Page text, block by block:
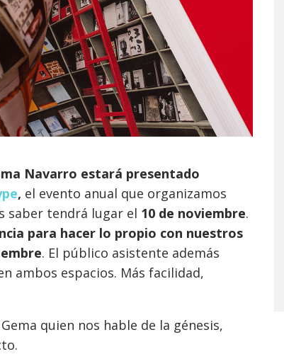
Navarro estará presentado
, el evento anual que organizamos
saber tendrá lugar el 10 de noviembre.
para hacer lo propio con nuestros
. El público asistente además
ambos espacios. Más facilidad,
quien nos hable de la génesis,